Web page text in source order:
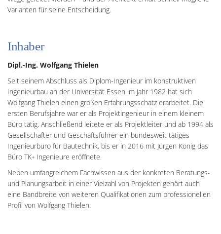
Varianten für seine Entscheidung.
Inhaber
Dipl.-Ing. Wolfgang Thielen
Seit seinem Abschluss als Diplom-Ingenieur im konstruktiven
Ingenieurbau an der Universität Essen im Jahr 1982 hat sich
Wolfgang Thielen einen großen Erfahrungsschatz erarbeitet. Die
ersten Berufsjahre war er als Projektingenieur in einem kleinem
Büro tätig. Anschließend leitete er als Projektleiter und ab 1994 als
Gesellschafter und Geschäftsführer ein bundesweit tätiges
Ingenieurbüro für Bautechnik, bis er in 2016 mit Jürgen König das
Büro TK+ Ingenieure eröffnete.
Neben umfangreichem Fachwissen aus der konkreten Beratungs-
und Planungsarbeit in einer Vielzahl von Projekten gehört auch
eine Bandbreite von weiteren Qualifikationen zum professionellen
Profil von Wolfgang Thielen: